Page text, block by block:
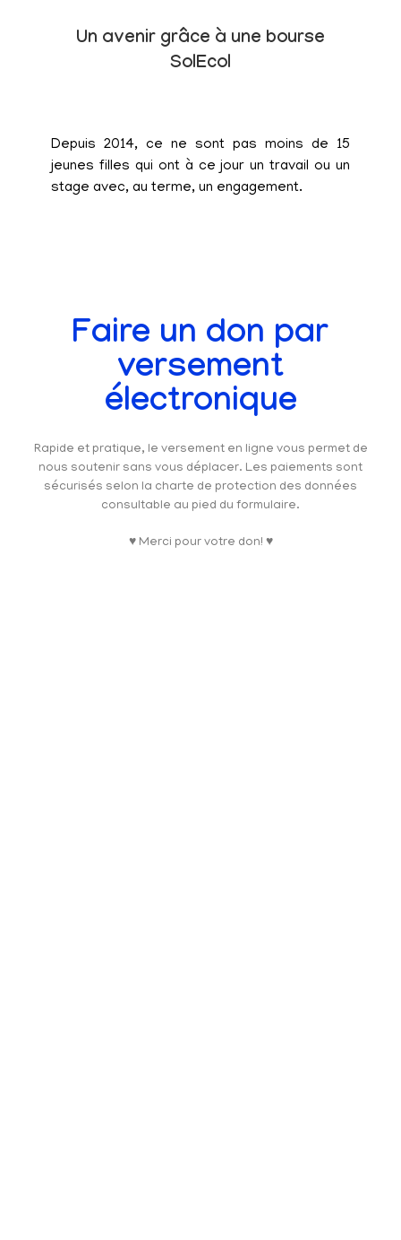
Un avenir grâce à une bourse
SolEcol
Depuis 2014, ce ne sont pas moins de 15
jeunes filles qui ont à ce jour un travail ou un
stage avec, au terme, un engagement.
Faire un don par
versement
électronique
Rapide et pratique, le versement en ligne vous permet de
nous soutenir sans vous déplacer. Les paiements sont
sécurisés selon la charte de protection des données
consultable au pied du formulaire.
♥ Merci pour votre don! ♥